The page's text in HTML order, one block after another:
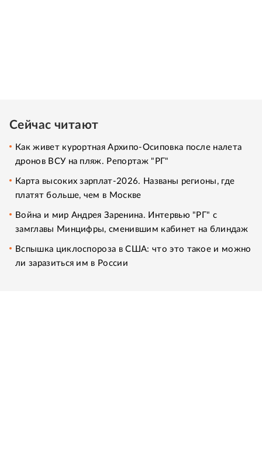
Сейчас читают
Как живет курортная Архипо-Осиповка после налета
дронов ВСУ на пляж. Репортаж "РГ"
Карта высоких зарплат-2026. Названы регионы, где
платят больше, чем в Москве
Война и мир Андрея Заренина. Интервью "РГ" с
замглавы Минцифры, сменившим кабинет на блиндаж
Вспышка циклоспороза в США: что это такое и можно
ли заразиться им в России